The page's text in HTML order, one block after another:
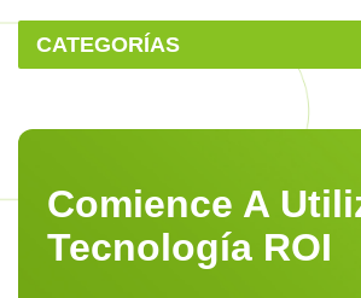
CATEGORÍAS
Comience A
Tecnología ROI